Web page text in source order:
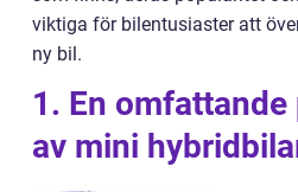
viktiga för bilentusiaster att
ny bil.
1. En
av mini